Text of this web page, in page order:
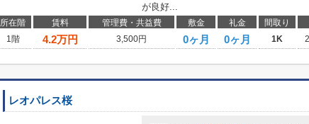
が良好...
所在階 賃料 管理費・共益費 敷金 礼金 間取り
1階
4.2万円 3,500円 0ヶ月 0ヶ月 1K
レオパレス桜